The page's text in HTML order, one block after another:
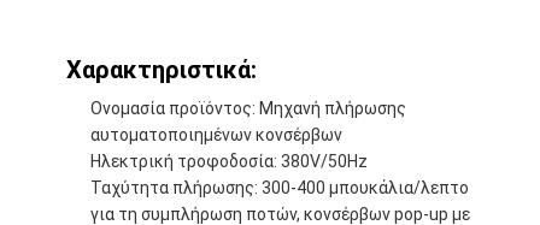
Χαρακτηριστικά:
Ονομασία προϊόντος: Μηχανή πλήρωσης
αυτοματοποιημένων κονσέρβων
Ηλεκτρική τροφοδοσία: 380V/50Hz
Ταχύτητα πλήρωσης: 300-400 μπουκάλια/λεπτο
για τη συμπλήρωση ποτών, κονσέρβων pop-up με